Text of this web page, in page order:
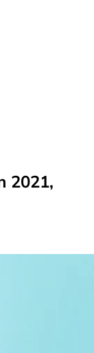
2021,